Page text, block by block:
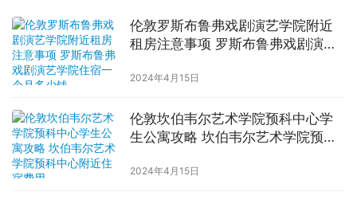
伦敦罗斯布鲁弗戏剧演艺学院附近
租房注意事项 罗斯布鲁弗戏剧演艺
2024年4月15日
伦敦坎伯韦尔艺术学院预科中心学
生公寓攻略 坎伯韦尔艺术学院预科
2024年4月15日